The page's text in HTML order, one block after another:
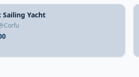
Sailing Yacht
Corfu